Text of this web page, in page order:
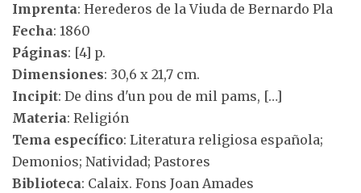
Imprenta: Herederos de la Viuda de Bernardo Pla
Fecha: 1860
Páginas: [4] p.
Dimensiones: 30,6 x 21,7 cm.
Incipit: De dins d'un pou de mil pams, […]
Materia: Religión
Tema específico: Literatura religiosa española;
Demonios; Natividad; Pastores
Biblioteca: Calaix. Fons Joan Amades